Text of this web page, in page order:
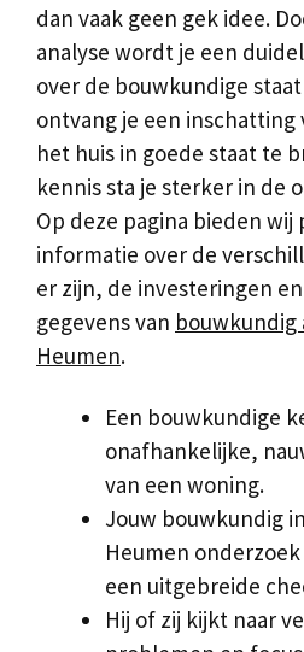
dan vaak geen gek idee.
analyse wordt je een
over de bouwkundige
ontvang je een inschatting
het huis in goede staat te
kennis sta je sterker in de
Op deze pagina bieden wij
informatie over de
er zijn, de investeringen
gegevens van bouwkundig
Heumen.
Een bouwkundige
onafhankelijke,
van een woning.
Jouw bouwkundig
Heumen
een uitgebreide
Hij of zij kijkt naar